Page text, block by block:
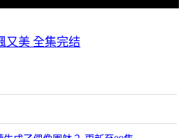
又美 全集完结